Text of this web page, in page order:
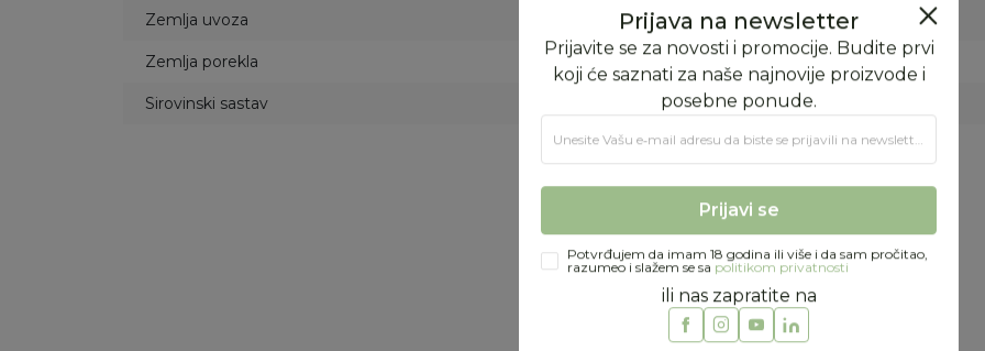
Zemlja uvoza SRB
Zemlja porekla SRBIJA
Sirovinski sastav 35% pamuk, 65% poliestar
Preporučeno
Prijava na newsletter
koji će saznati za naše najnovije proizvode i
posebne ponude.
Prijavi se